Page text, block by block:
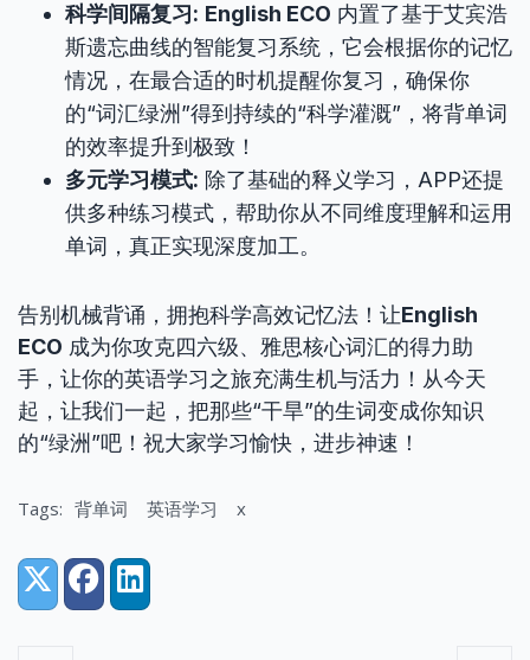
科学间隔复习: English ECO 内置了基于艾宾浩
斯遗忘曲线的智能复习系统，它会根据你的记忆
情况，在最合适的时机提醒你复习，确保你
的“词汇绿洲”得到持续的“科学灌溉”，将背单词
的效率提升到极致！
多元学习模式: 除了基础的释义学习，APP还提
供多种练习模式，帮助你从不同维度理解和运用
单词，真正实现深度加工。
告别机械背诵，拥抱科学高效记忆法！让English
ECO 成为你攻克四六级、雅思核心词汇的得力助
手，让你的英语学习之旅充满生机与活力！从今天
起，让我们一起，把那些“干旱”的生词变成你知识
的“绿洲”吧！祝大家学习愉快，进步神速！
Tags: 背单词 英语学习 x
Share:
X (Twitter)
FacebookLinkedIn